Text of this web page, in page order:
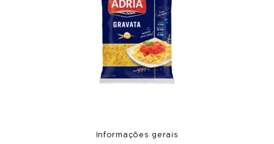
Informações gerais